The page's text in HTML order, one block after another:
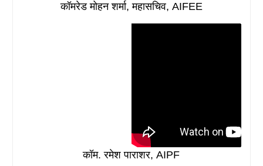
कॉमरेड मोहन शर्मा, महासचिव, AIFEE
कॉम. रमेश पाराशर, AIPF